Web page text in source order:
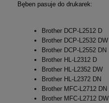
Bęben pasuje do drukarek:
Brother DCP-L2512 D
Brother DCP-L2532 DW
Brother DCP-L2552 DN
Brother HL-L2312 D
Brother HL-L2352 DW
Brother HL-L2372 DN
Brother MFC-L2712 DN
Brother MFC-L2712 DW